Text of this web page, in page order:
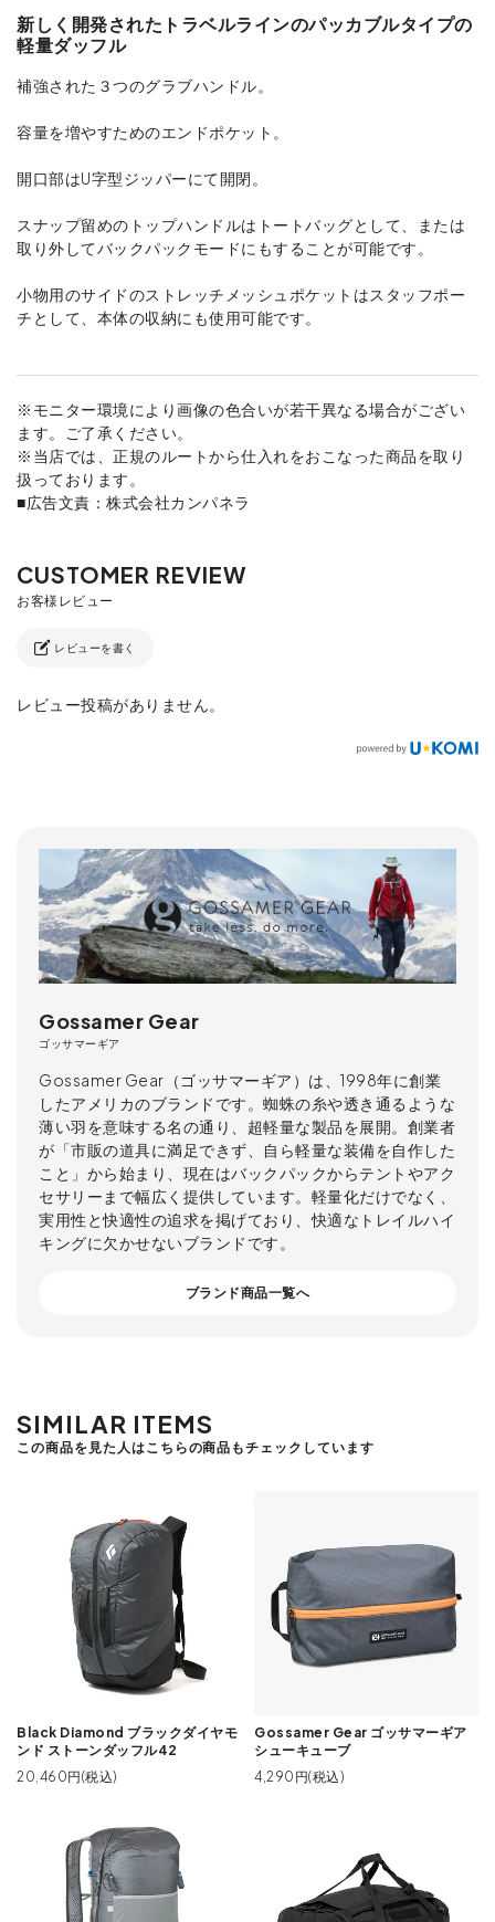
新しく開発されたトラベルラインのパッカブルタイプの
軽量ダッフル
補強された３つのグラブハンドル。
容量を増やすためのエンドポケット。
開口部はU字型ジッパーにて開閉。
スナップ留めのトップハンドルはトートバッグとして、または
取り外してバックパックモードにもすることが可能です。
小物用のサイドのストレッチメッシュポケットはスタッフポー
チとして、本体の収納にも使用可能です。
※モニター環境により画像の色合いが若干異なる場合がござい
ます。ご了承ください。
※当店では、正規のルートから仕入れをおこなった商品を取り
扱っております。
■広告文責：株式会社カンパネラ
レビューを書く
レビュー投稿がありません。
Gossamer Gear
ゴッサマーギア
Gossamer Gear（ゴッサマーギア）は、1998年に創業
したアメリカのブランドです。蜘蛛の糸や透き通るような
薄い羽を意味する名の通り、超軽量な製品を展開。創業者
が「市販の道具に満足できず、自ら軽量な装備を自作した
こと」から始まり、現在はバックパックからテントやアク
セサリーまで幅広く提供しています。軽量化だけでなく、
実用性と快適性の追求を掲げており、快適なトレイルハイ
キングに欠かせないブランドです。
ブランド商品一覧へ
SIMILAR ITEMS
この商品を見た人はこちらの商品もチェックしています
Black Diamond ブラックダイヤモ
ンド ストーンダッフル42
20,460円(税込)
Gossamer Gear ゴッサマーギア
シューキューブ
4,290円(税込)